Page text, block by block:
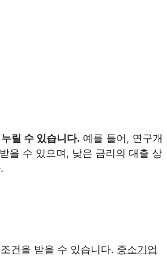
릴 수 있습니다. 예를 들어, 연구개
을 수 있으며, 낮은 금리의 대출 상
건을 받을 수 있습니다. 중소기업